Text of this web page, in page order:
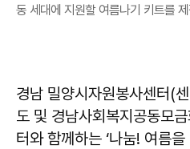
동 세대에 지원할 여름나기 키트를
경남 밀양시자원봉사센터(
도 및 경남사회복지공동모
터와 함께하는 ‘나눔! 여름